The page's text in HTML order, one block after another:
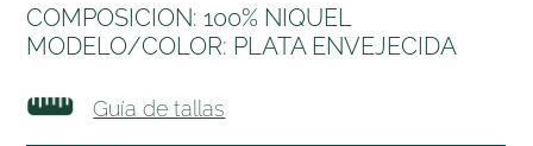
COMPOSICION: 100% NIQUEL
MODELO/COLOR: PLATA ENVEJECIDA
Guía de tallas